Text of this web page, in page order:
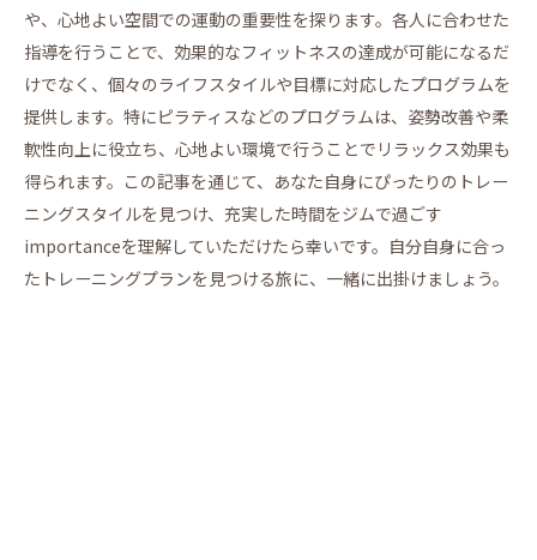
や、心地よい空間での運動の重要性を探ります。各人に合わせた
指導を行うことで、効果的なフィットネスの達成が可能になるだ
けでなく、個々のライフスタイルや目標に対応したプログラムを
提供します。特にピラティスなどのプログラムは、姿勢改善や柔
軟性向上に役立ち、心地よい環境で行うことでリラックス効果も
得られます。この記事を通じて、あなた自身にぴったりのトレー
ニングスタイルを見つけ、充実した時間をジムで過ごす
importanceを理解していただけたら幸いです。自分自身に合っ
たトレーニングプランを見つける旅に、一緒に出掛けましょう。